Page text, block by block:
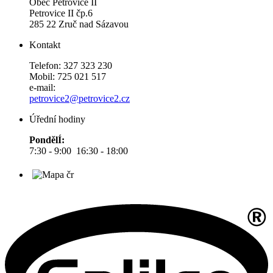
Obec Petrovice II
Petrovice II čp.6
285 22 Zruč nad Sázavou
Kontakt
Telefon: 327 323 230
Mobil: 725 021 517
e-mail:
petrovice2@petrovice2.cz
Úřední hodiny
PondělÍ:
7:30 - 9:00 16:30 - 18:00